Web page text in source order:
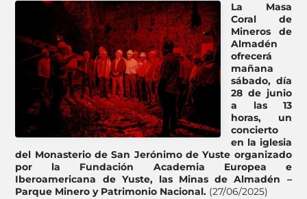
La Masa
Coral de
Mineros de
Almadén
ofrecerá
mañana
sábado, día
28 de junio
a las 13
horas, un
concierto
en la iglesia
del Monasterio de San Jerónimo de Yuste organizado
por la Fundación Academia Europea e
Iberoamericana de Yuste, las Minas de Almadén –
Parque Minero y Patrimonio Nacional. (27/06/2025)